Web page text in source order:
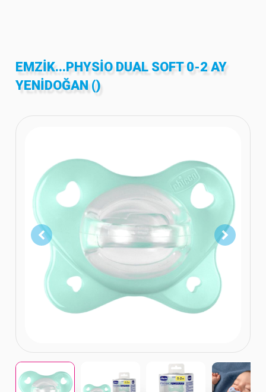
EMZIK...PHYSIO DUAL SOFT 0-2 AY
YENIDOĞAN ()